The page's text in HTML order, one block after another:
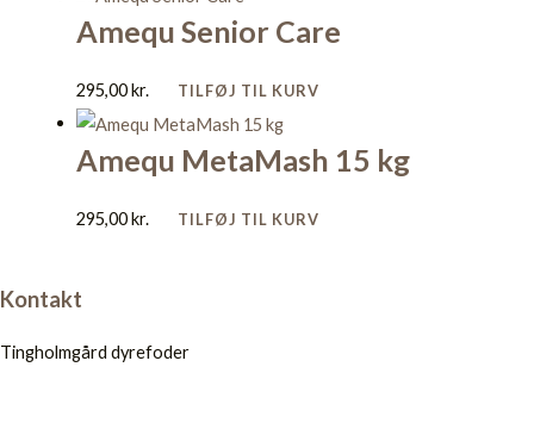
Amequ Senior Care
295,00kr. TILFØJ TIL KURV
Amequ MetaMash 15 kg
295,00kr. TILFØJ TIL KURV
Kontakt
Tingholmgård dyrefoder